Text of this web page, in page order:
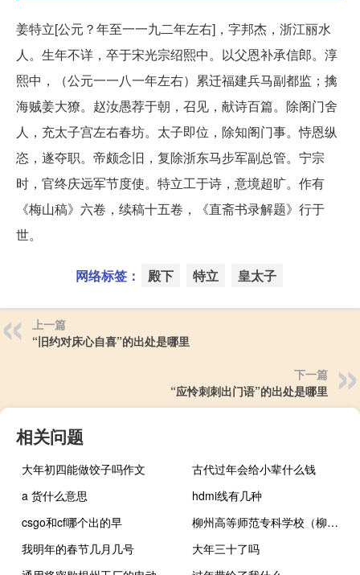
姜特立[公元？年至一一九二年左右]，字邦杰，浙江丽水
人。生年不详，卒于宋光宗绍熙中。以父恩补承信郎。淳
熙中，（公元一一八一年左右）累迁福建兵马副都监；擒
海贼姜大獠。赵汝愚荐于朝，召见，献诗百篇。除阁门舍
人，充太子宫左右春坊。太子即位，除知阁门事。恃恩纵
恣，遂夺职。帝颇念旧，复除浙东马步军副总管。宁宗
时，官终庆远军节度使。特立工于诗，意境超旷。作有
《梅山稿》六卷，续稿十五卷，《直斋书录解题》行于
世。
网络标签： 殿下 特立 皇太子
上一篇
“旧约对床心自喜”的出处是哪里
下一篇
“应怜刺刺出门语”的出处是哪里
相关问题
大年初四能做饺子吗作文
古代过年会给小辈什么钱
a 货什么意思
hdmi线有几种
csgo和cf哪个出的早
柳州高等师范专科学校（柳州师专）
我明年的春节几月几号
大年三十了吗